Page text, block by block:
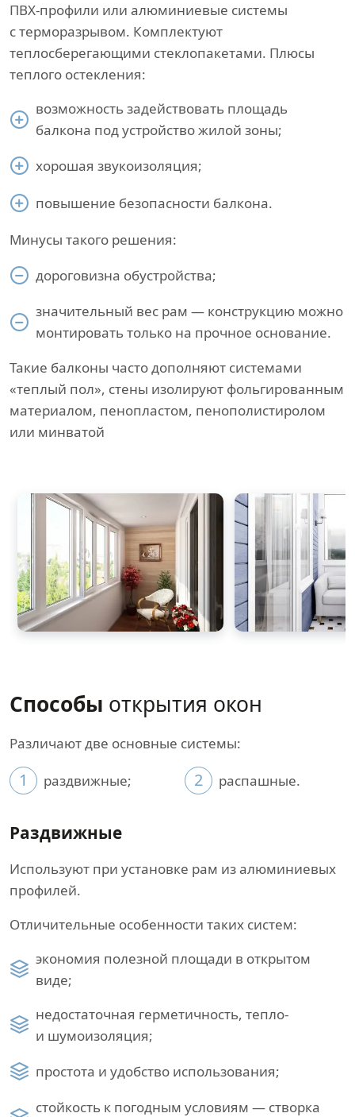
ПВХ-профили или алюминиевые системы
с терморазрывом. Комплектуют
теплосберегающими стеклопакетами. Плюсы
теплого остекления:
возможность задействовать площадь
балкона под устройство жилой зоны;
хорошая звукоизоляция;
повышение безопасности балкона.
Минусы такого решения:
дороговизна обустройства;
значительный вес рам — конструкцию можно
монтировать только на прочное основание.
Такие балконы часто дополняют системами
«теплый пол», стены изолируют фольгированным
материалом, пенопластом, пенополистиролом
или минватой
Способы открытия окон
Различают две основные системы:
1 раздвижные; 2 распашные.
Раздвижные
Используют при установке рам из алюминиевых
профилей.
Отличительные особенности таких систем:
экономия полезной площади в открытом
виде;
недостаточная герметичность, тепло-
и шумоизоляция;
простота и удобство использования;
стойкость к погодным условиям — створка